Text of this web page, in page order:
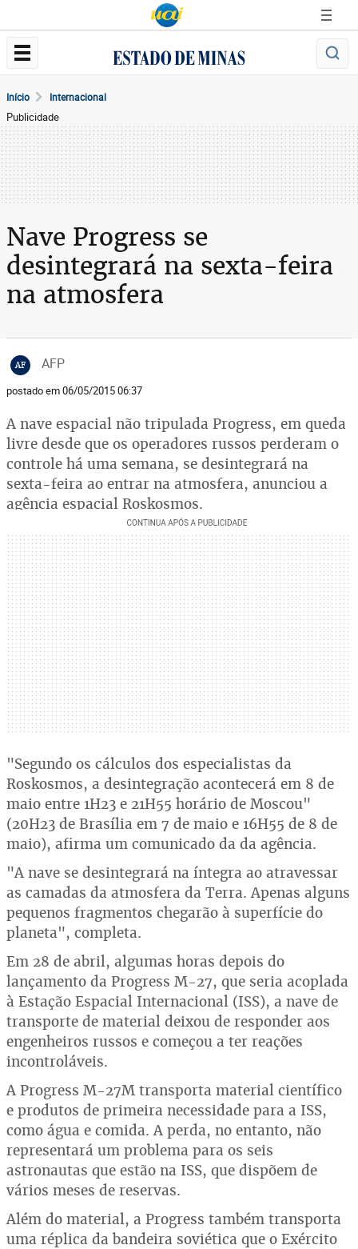
Início Internacional
Publicidade
Nave Progress se
desintegrará na sexta-feira
na atmosfera
AF AFP
postado em 06/05/2015 06:37
A nave espacial não tripulada Progress, em queda
livre desde que os operadores russos perderam o
controle há uma semana, se desintegrará na
sexta-feira ao entrar na atmosfera, anunciou a
agência espacial Roskosmos.
"Segundo os cálculos dos especialistas da
Roskosmos, a desintegração acontecerá em 8 de
maio entre 1H23 e 21H55 horário de Moscou"
(20H23 de Brasília em 7 de maio e 16H55 de 8 de
maio), afirma um comunicado da da agência.
"A nave se desintegrará na íntegra ao atravessar
as camadas da atmosfera da Terra. Apenas alguns
pequenos fragmentos chegarão à superfície do
planeta", completa.
Em 28 de abril, algumas horas depois do
lançamento da Progress M-27, que seria acoplada
à Estação Espacial Internacional (ISS), a nave de
transporte de material deixou de responder aos
engenheiros russos e começou a ter reações
incontroláveis.
A Progress M-27M transporta material científico
e produtos de primeira necessidade para a ISS,
como água e comida. A perda, no entanto, não
representará um problema para os seis
astronautas que estão na ISS, que dispõem de
vários meses de reservas.
Além do material, a Progress também transporta
uma réplica da bandeira soviética que o Exército